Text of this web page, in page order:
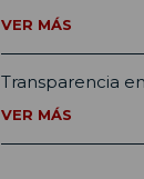
VER MÁS
Transparencia
VER MÁS